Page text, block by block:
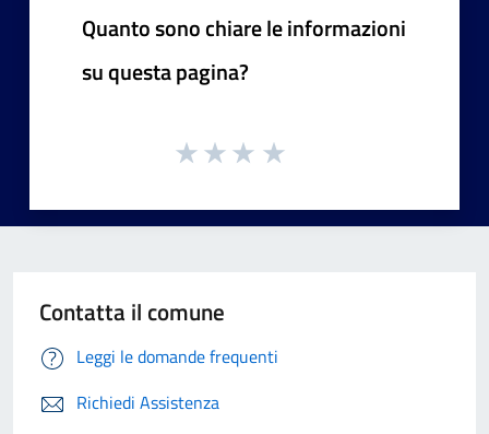
Quanto sono chiare le informazioni
su questa pagina?
Contatta il comune
Leggi le domande frequenti
Richiedi Assistenza